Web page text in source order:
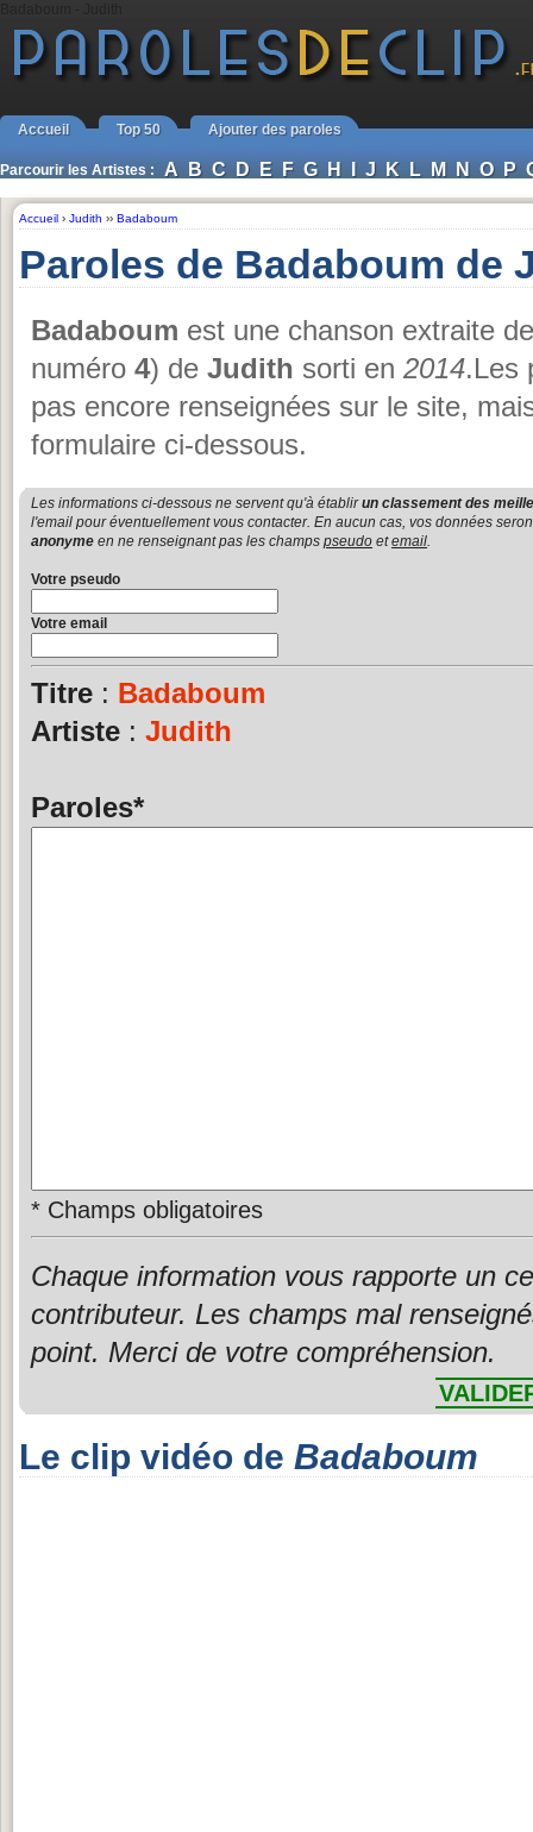
Accueil Top 50 Ajouter des paroles
Parcourir les Artistes : A B C D E F G H I J K L M N O P
Accueil › Judith ›› Badaboum
Paroles de Badaboum de
Badaboum est une chanson extraite
numéro 4) de Judith sorti en 2014.Les
pas encore renseignées sur le site,
formulaire ci-dessous.
Les informations ci-dessous ne servent qu'à établirun classement des
l'email pour éventuellement vous contacter. En aucun cas, vos données
anonyme en ne renseignant pas les champs pseudo etemail.
Votre pseudo
Votre email
Titre : Badaboum
Artiste : Judith
Paroles*
* Champs obligatoires
Chaque information vous rapporte un
contributeur. Les champs mal
point. Merci de votre compréhension.
Le clip vidéo de Badaboum